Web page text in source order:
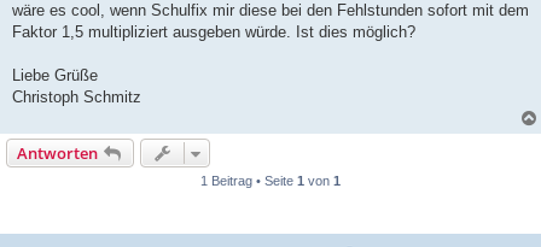
wäre es cool, wenn Schulfix mir diese bei den Fehlstunden sofort mit dem
Faktor 1,5 multipliziert ausgeben würde. Ist dies möglich?
Liebe Grüße
Christoph Schmitz
Antworten
1 Beitrag • Seite 1 von 1